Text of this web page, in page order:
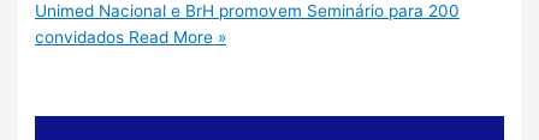
Unimed Nacional e BrH promovem Seminário para 200
convidados Read More »